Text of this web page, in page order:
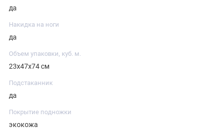
да
Накидка на ноги
да
Объем упаковки, куб. м.
23х47х74 см
Подстаканник
да
Покрытие подножки
экокожа